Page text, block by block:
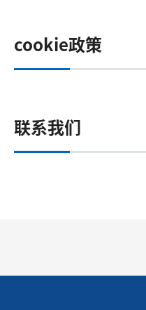
cookie政策
联系我们